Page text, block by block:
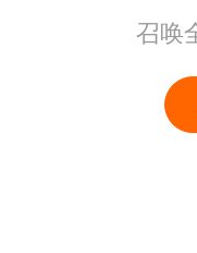
召唤